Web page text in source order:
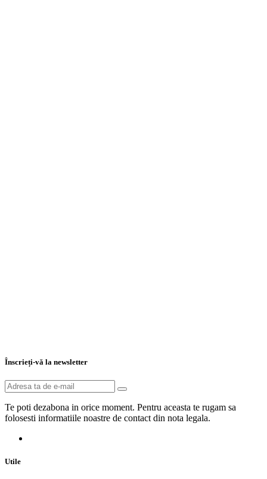
Înscrieți-vă la newsletter
Te poti dezabona in orice moment. Pentru aceasta te rugam sa
folosesti informatiile noastre de contact din nota legala.
Utile